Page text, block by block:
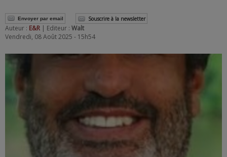
Envoyer par email Souscrire à la newsletter
Auteur : E&R | Editeur : Walt
Vendredi, 08 Août 2025 - 15h54